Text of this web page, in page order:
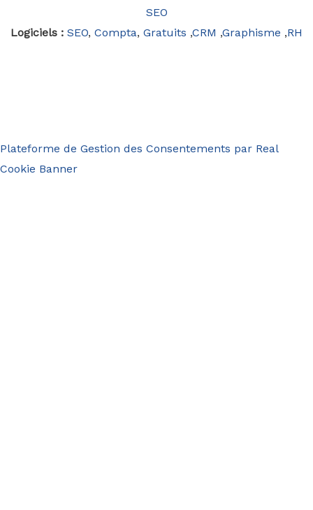
SEO
Logiciels : SEO, Compta, Gratuits ,CRM ,Graphisme ,RH
Plateforme de Gestion des Consentements par Real
Cookie Banner